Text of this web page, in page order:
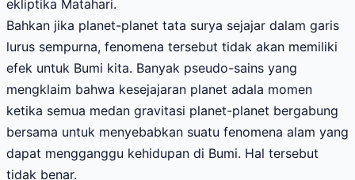
ekliptika Matahari.
Bahkan jika planet-planet tata surya sejajar dalam garis
lurus sempurna, fenomena tersebut tidak akan memiliki
efek untuk Bumi kita. Banyak pseudo-sains yang
mengklaim bahwa kesejajaran planet adala momen
ketika semua medan gravitasi planet-planet bergabung
bersama untuk menyebabkan suatu fenomena alam yang
dapat mengganggu kehidupan di Bumi. Hal tersebut
tidak benar.